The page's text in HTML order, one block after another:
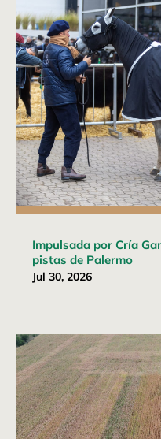
Impulsada por Cría
pistas de Palermo
Jul 30, 2026